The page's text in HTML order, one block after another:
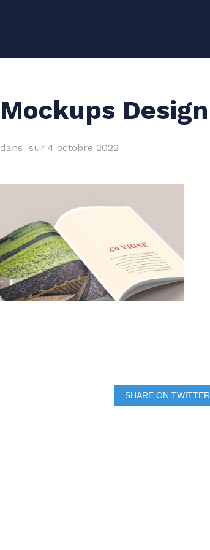
Mockups Design
dans sur 4 octobre 2022
SHARE ON TWITTER